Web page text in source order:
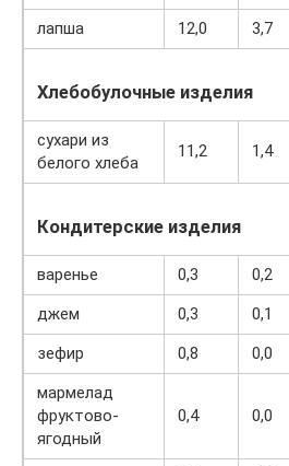
лапша 12,0 3,7
Хлебобулочные изделия
сухари из
белого хлеба
11,2 1,4
Кондитерские изделия
варенье 0,3 0,2
джем
0,3 0,1
зефир
0,8 0,0
мармелад
фруктово-
ягодный
0,4 0,0